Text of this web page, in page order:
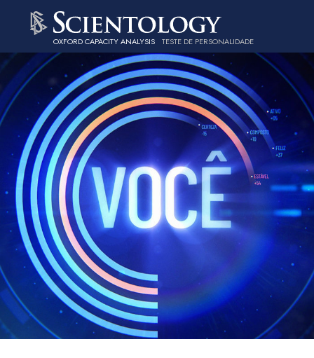
OXFORD CAPACITY ANALYSIS TESTE DE PERSONALIDADE